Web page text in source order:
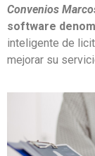
Convenios
software
inteligente de
mejorar su